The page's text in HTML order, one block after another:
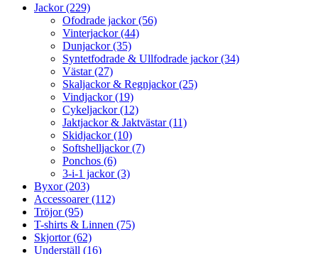
Jackor (229)
Ofodrade jackor (56)
Vinterjackor (44)
Dunjackor (35)
Syntetfodrade & Ullfodrade jackor (34)
Västar (27)
Skaljackor & Regnjackor (25)
Vindjackor (19)
Cykeljackor (12)
Jaktjackor & Jaktvästar (11)
Skidjackor (10)
Softshelljackor (7)
Ponchos (6)
3-i-1 jackor (3)
Byxor (203)
Accessoarer (112)
Tröjor (95)
T-shirts & Linnen (75)
Skjortor (62)
Underställ (16)